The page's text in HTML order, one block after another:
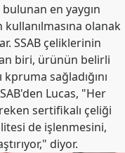
en yaygın
kullanılmasına olanak
SSAB çeliklerinin
biri, ürünün belirli
sağladığını
Lucas, "Her
sertifikalı çeliği
de işlenmesini,
diyor.